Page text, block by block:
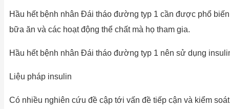
Hầu hết bệnh nhân Đái tháo đường typ 1 cần được phổ
bữa ăn và các hoạt động thể chất mà họ tham gia.
Hầu hết bệnh nhân Đái tháo đường typ 1 nên sử dụng
Liệu pháp insulin
Có nhiều nghiên cứu đề cập tới vấn đề tiếp cận và kiểm